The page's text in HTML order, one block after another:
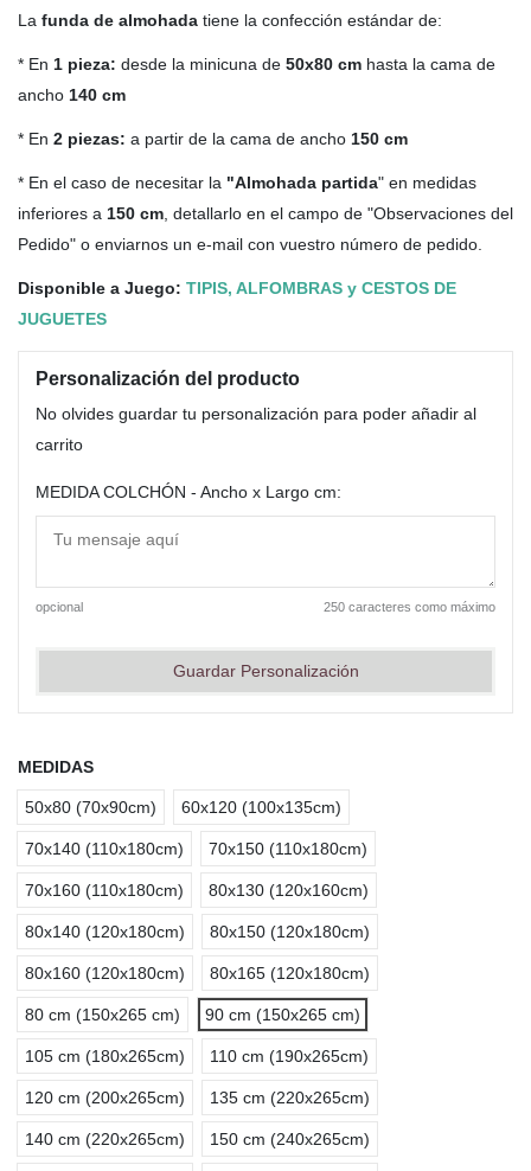
La funda de almohada tiene la confección estándar de:
* En 1 pieza: desde la minicuna de 50x80 cm hasta la cama de
ancho 140 cm
* En 2 piezas: a partir de la cama de ancho 150 cm
* En el caso de necesitar la "Almohada partida" en medidas
inferiores a 150 cm , detallarlo en el campo de "Observaciones del
Pedido" o enviarnos un e-mail con vuestro número de pedido.
Disponible a Juego: TIPIS, ALFOMBRAS y CESTOS DE
JUGUETES
Personalización del producto
No olvides guardar tu personalización para poder añadir al
carrito
MEDIDA COLCHÓN - Ancho x Largo cm:
opcional 250 caracteres como máximo
Guardar Personalización
MEDIDAS
50x80 (70x90cm) 60x120 (100x135cm)
70x140 (110x180cm) 70x150 (110x180cm)
70x160 (110x180cm) 80x130 (120x160cm)
80x140 (120x180cm) 80x150 (120x180cm)
80x160 (120x180cm) 80x165 (120x180cm)
80 cm (150x265 cm) 90 cm (150x265 cm)
105 cm (180x265cm) 110 cm (190x265cm)
120 cm (200x265cm) 135 cm (220x265cm)
140 cm (220x265cm) 150 cm (240x265cm)